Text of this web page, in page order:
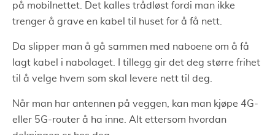
på mobilnettet. Det kalles trådløst fordi man ikke
trenger å grave en kabel til huset for å få nett.
Da slipper man å gå sammen med naboene om å få
lagt kabel i nabolaget. I tillegg gir det deg større frihet
til å velge hvem som skal levere nett til deg.
Når man har antennen på veggen, kan man kjøpe 4G-
eller 5G-router å ha inne. Alt ettersom hvordan